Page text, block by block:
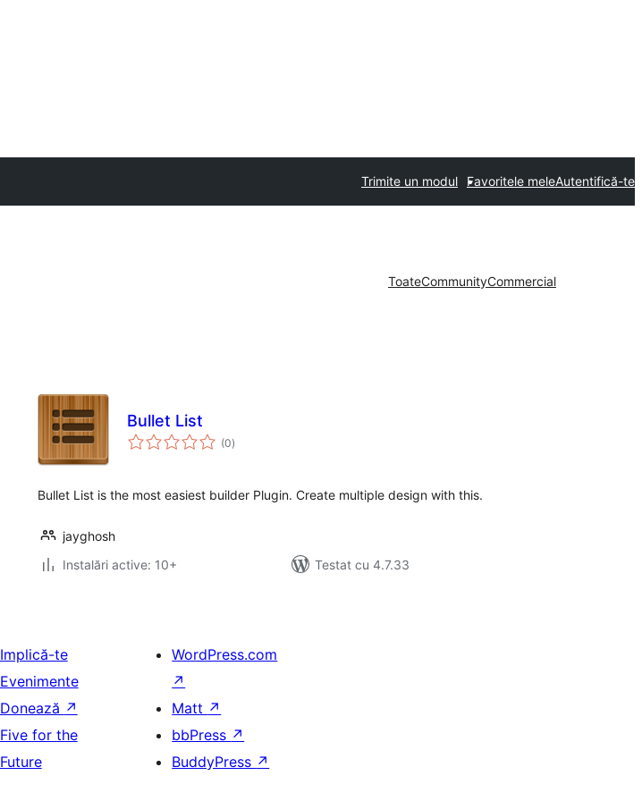
Trimite un modul Favoritele meleAutentifică-te
ToateCommunityCommercial
Bullet List
(0total
aprecieri
)
Bullet List is the most easiest builder Plugin. Create multiple design with this.
jayghosh
Instalări active: 10+
Testat cu 4.7.33
Implică-te
Evenimente
Donează ↗
Five for the
Future
WordPress.com
↗
Matt ↗
bbPress ↗
BuddyPress ↗